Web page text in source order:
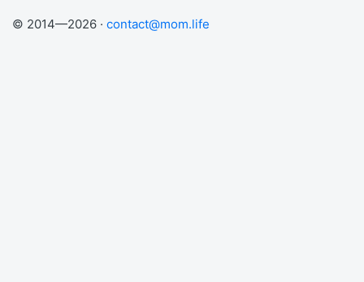
© 2014—2026 · contact@mom.life